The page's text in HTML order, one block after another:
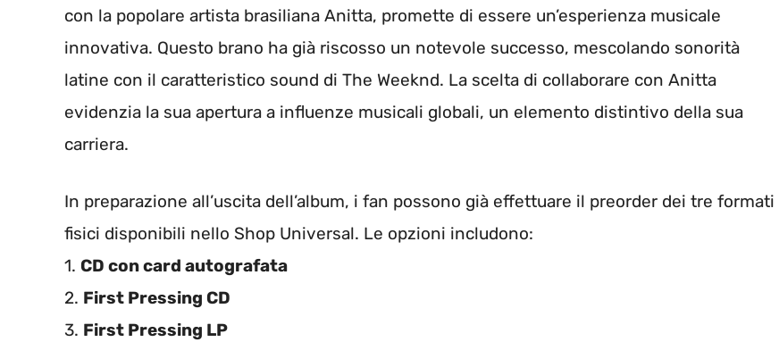
con la popolare artista brasiliana Anitta, promette di essere un’esperienza musicale
innovativa. Questo brano ha già riscosso un notevole successo, mescolando sonorità
latine con il caratteristico sound di The Weeknd. La scelta di collaborare con Anitta
evidenzia la sua apertura a influenze musicali globali, un elemento distintivo della sua
carriera.
In preparazione all’uscita dell’album, i fan possono già effettuare il preorder dei tre formati
fisici disponibili nello Shop Universal. Le opzioni includono:
1. CD con card autografata
2. First Pressing CD
3. First Pressing LP